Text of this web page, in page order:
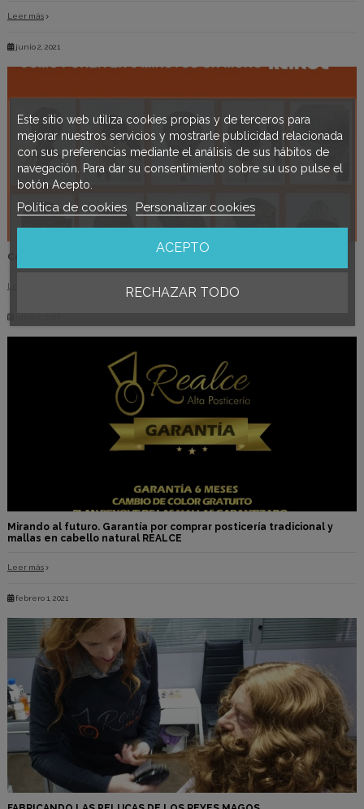
Leer más
junio 2, 2021
Como ponerte los moños de Valenciana.
Leer más
Mirando al futuro. Garantía por comprar posticería tradicional y
mallas en cabello natural REALCE
Leer más
febrero 1, 2021
Este sitio web utiliza cookies propias y de terceros para
mejorar nuestros servicios y mostrarle publicidad relacionada
con sus preferencias mediante el análisis de sus hábitos de
navegación. Para dar su consentimiento sobre su uso pulse el
botón Acepto.
Política de cookies Personalizar cookies
RECHAZAR TODO
ACEPTO